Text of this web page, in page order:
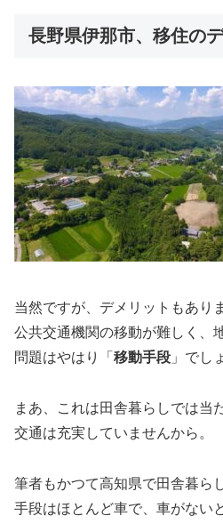
長野県伊那市、移住の
当然ですが、デメリットもあり
公共交通機関の移動が難しく、
問題はやはり「 移動手段 」でし
まあ、これは田舎暮らしでは当
交通は充実していませんから。
筆者もかつて高知県で田舎暮ら
手段はほとんど車で、車がない